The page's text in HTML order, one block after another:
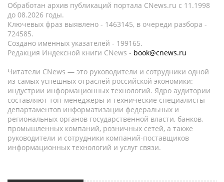
Обработан архив публикаций портала CNews.ru c 11.1998
до 08.2026 годы.
Ключевых фраз выявлено - 1463145, в очереди разбора -
724585.
Создано именных указателей - 199165.
Редакция Индексной книги CNews - book@cnews.ru
Читатели CNews — это руководители и сотрудники одной
из самых успешных отраслей российской экономики:
индустрии информационных технологий. Ядро аудитории
составляют топ-менеджеры и технические специалисты
департаментов информатизации федеральных и
региональных органов государственной власти, банков,
промышленных компаний, розничных сетей, а также
руководители и сотрудники компаний-поставщиков
информационных технологий и услуг связи.